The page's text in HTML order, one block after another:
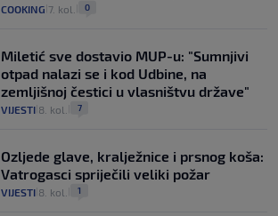
COOKING 7. kol. 0
Miletić sve dostavio MUP-u: "Sumnjivi
otpad nalazi se i kod Udbine, na
zemljišnoj čestici u vlasništvu države"
VIJESTI 8. kol. 7
Ozljede glave, kralježnice i prsnog koša:
Vatrogasci spriječili veliki požar
VIJESTI 8. kol. 1